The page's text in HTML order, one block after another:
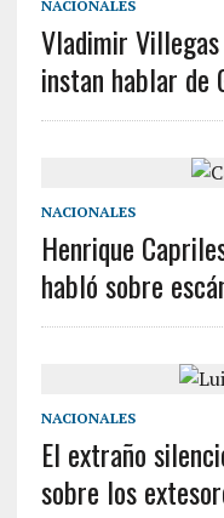
NACIONALES
Vladimir
instan hablar de
NACIONALES
Henrique
habló sobre
NACIONALES
El extraño
sobre los